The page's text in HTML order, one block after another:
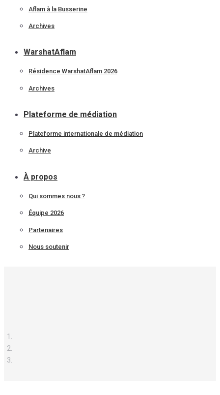
Aflam à la Busserine
Archives
WarshatAflam
Résidence WarshatAflam 2026
Archives
Plateforme de médiation
Plateforme internationale de médiation
Archive
À propos
Qui sommes nous ?
Équipe 2026
Partenaires
Nous soutenir